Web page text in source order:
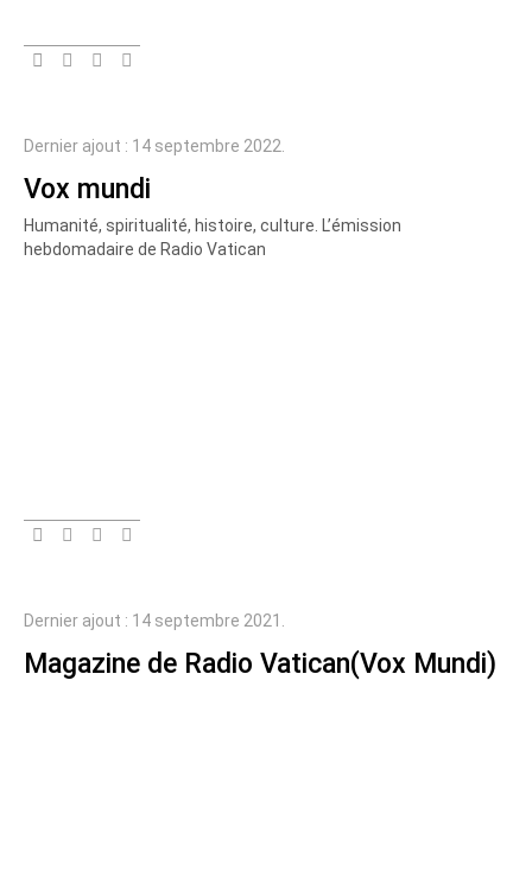
Dernier ajout : 14 septembre 2022.
Vox mundi
Humanité, spiritualité, histoire, culture. L’émission
hebdomadaire de Radio Vatican
Dernier ajout : 14 septembre 2021.
Magazine de Radio Vatican(Vox Mundi)